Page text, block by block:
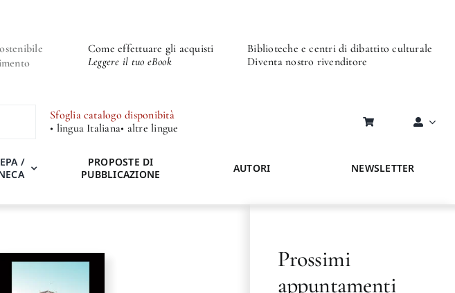
Come effettuare gli acquisti
Leggere il tuo eBook
Biblioteche e centri di dibattito culturale
Diventa nostro rivenditore
Sfoglia catalogo disponibità
• lingua Italiana• altre lingue
/
PROPOSTE DI
PUBBLICAZIONE
AUTORI NEWSLETTER
Prossimi
appuntamenti